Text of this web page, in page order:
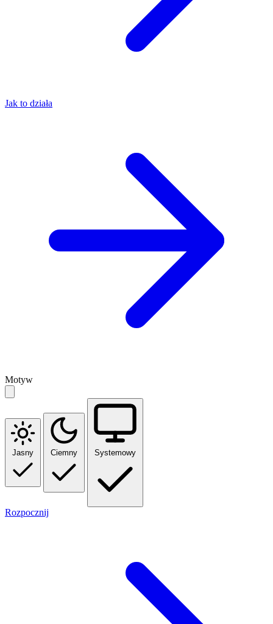
Jak to działa
Motyw
Jasny Ciemny Systemowy
Rozpocznij